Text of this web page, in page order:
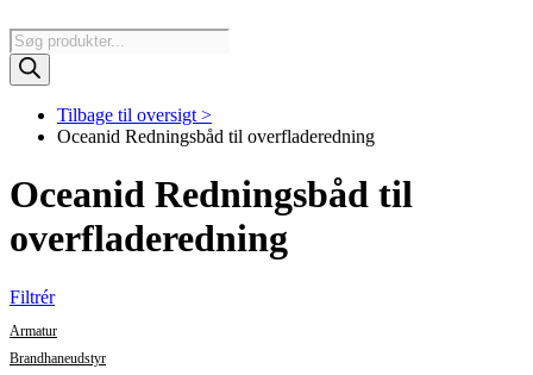
Products
search
Tilbage til oversigt >
Oceanid Redningsbåd til overfladeredning
Oceanid Redningsbåd til
overfladeredning
Filtrér
Armatur
Brandhaneudstyr